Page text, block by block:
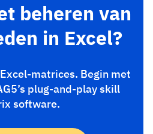
beheren van
in Excel?
matrices. Begin met
plug-and-play skill
software.